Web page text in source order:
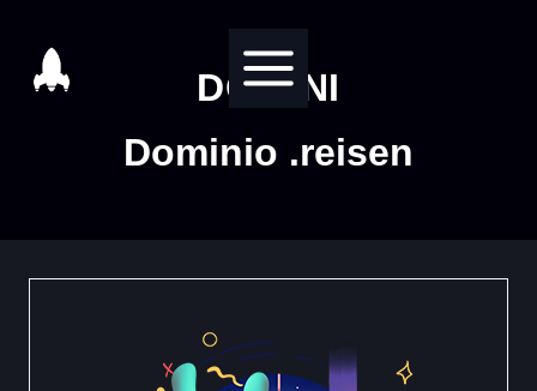
contenuto
DOMINI
Dominio .reisen